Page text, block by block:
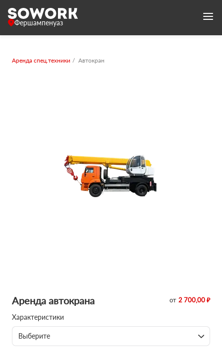
Фершампенуаз
Аренда спец.техники Автокран
Аренда автокрана от 2 700,00 ₽
Характеристики
Выберите